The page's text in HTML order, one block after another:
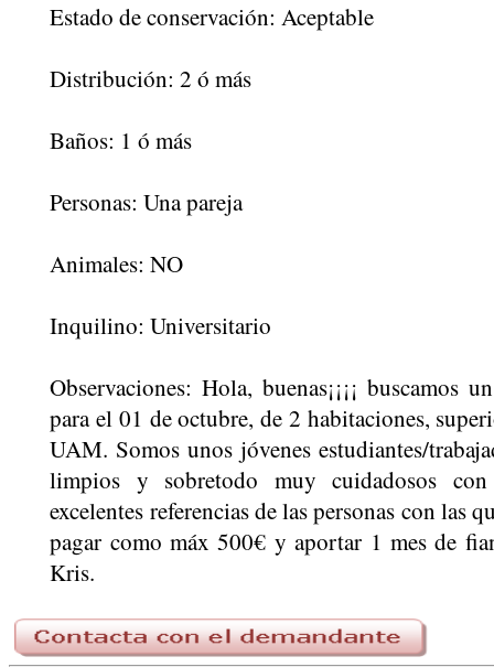
Estado de conservación: Aceptable
Distribución: 2 ó más
Baños: 1 ó más
Personas: Una pareja
Animales: NO
Inquilino: Universitario
Observaciones: Hola, buenas¡¡¡¡ buscamos
para el 01 de octubre, de 2 habitaciones,
UAM. Somos unos jóvenes estudiantes/
limpios y sobretodo muy cuidadosos
excelentes referencias de las personas con las
pagar como máx 500€ y aportar 1 mes de
Kris.